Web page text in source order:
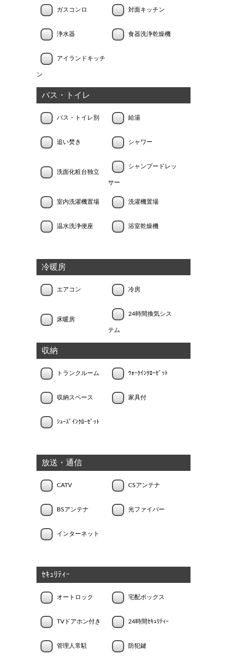
ガスコンロ 対面キッチン
浄水器 食器洗浄乾燥機
アイランドキッチ
ン
バス・トイレ
バス・トイレ別 給湯
追い焚き シャワー
洗面化粧台独立
シャンプードレッ
サー
室内洗濯機置場 洗濯機置場
温水洗浄便座 浴室乾燥機
冷暖房
エアコン 冷房
床暖房
24時間換気シス
テム
収納
トランクルーム ｳｫｰｸｲﾝｸﾛｰｾﾞｯﾄ
収納スペース 家具付
ｼｭｰｽﾞｲﾝｸﾛｰｾﾞｯﾄ
放送・通信
CATV CSアンテナ
BSアンテナ 光ファイバー
インターネット
ｾｷｭﾘﾃｨｰ
オートロック 宅配ボックス
TVドアホン付き 24時間ｾｷｭﾘﾃｨｰ
管理人常駐 防犯鍵